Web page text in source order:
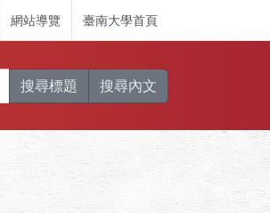
網站導覽 臺南大學首頁
搜尋標題 搜尋內文